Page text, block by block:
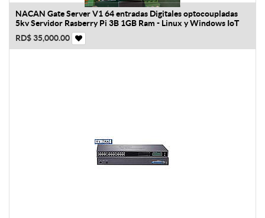
NACAN Gate Server V1 64 entradas Digitales optocoupladas
5kv Servidor Rasberry Pi 3B 1GB Ram - Linux y Windows IoT
RD$35,000.00